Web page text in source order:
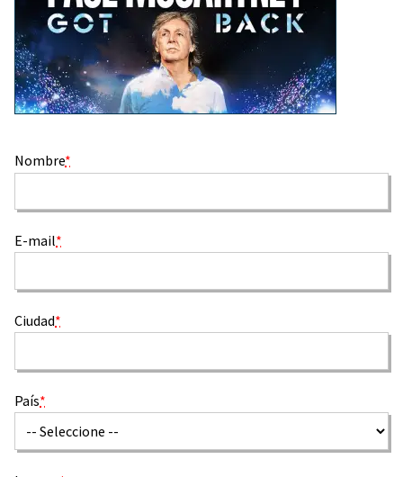
Nombre*
E-mail*
Ciudad*
País*